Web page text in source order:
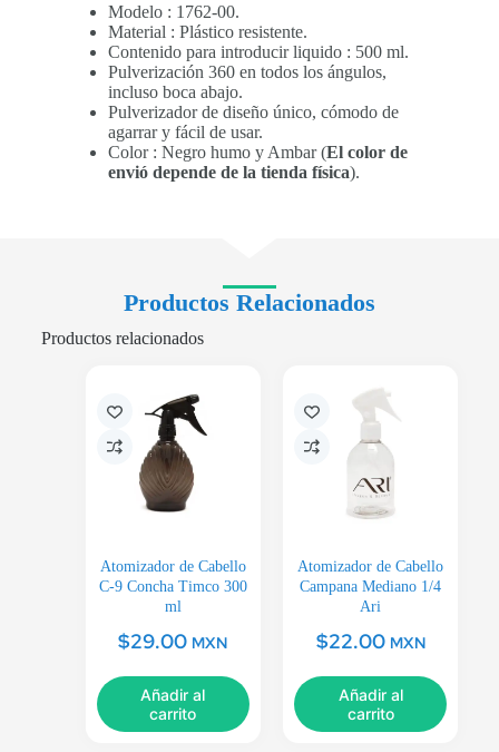
Modelo : 1762-00.
Material : Plástico resistente.
Contenido para introducir liquido : 500 ml.
Pulverización 360 en todos los ángulos,
incluso boca abajo.
Pulverizador de diseño único, cómodo de
agarrar y fácil de usar.
Color : Negro humo y Ambar (El color de
envió depende de la tienda física).
Productos Relacionados
Productos relacionados
Atomizador de Cabello
C-9 Concha Timco 300
ml
$29.00 MXN
Añadir al
carrito
Atomizador de Cabello
Campana Mediano 1/4
Ari
$22.00 MXN
Añadir al
carrito